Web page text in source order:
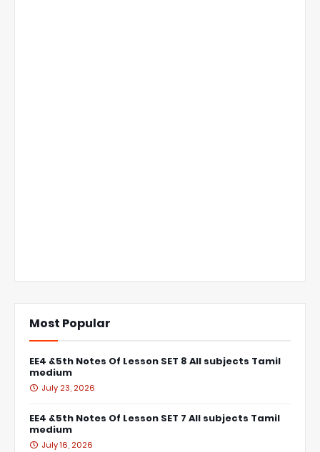
Most Popular
EE4 &5th Notes Of Lesson SET 8 All subjects Tamil
medium
July 23, 2026
EE4 &5th Notes Of Lesson SET 7 All subjects Tamil
medium
July 16, 2026